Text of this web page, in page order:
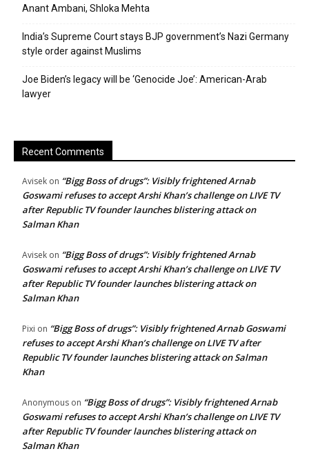
Anant Ambani, Shloka Mehta
India’s Supreme Court stays BJP government’s Nazi Germany
style order against Muslims
Joe Biden’s legacy will be ‘Genocide Joe’: American-Arab
lawyer
Recent Comments
Avisek on “Bigg Boss of drugs”: Visibly frightened Arnab
Goswami refuses to accept Arshi Khan’s challenge on LIVE TV
after Republic TV founder launches blistering attack on
Salman Khan
Avisek on “Bigg Boss of drugs”: Visibly frightened Arnab
Goswami refuses to accept Arshi Khan’s challenge on LIVE TV
after Republic TV founder launches blistering attack on
Salman Khan
Pixi on “Bigg Boss of drugs”: Visibly frightened Arnab Goswami
refuses to accept Arshi Khan’s challenge on LIVE TV after
Republic TV founder launches blistering attack on Salman
Khan
Anonymous on “Bigg Boss of drugs”: Visibly frightened Arnab
Goswami refuses to accept Arshi Khan’s challenge on LIVE TV
after Republic TV founder launches blistering attack on
Salman Khan